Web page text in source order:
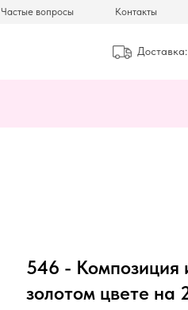
Частые вопросы Контакты
Доставка:
546 - Композиция
золотом цвете на